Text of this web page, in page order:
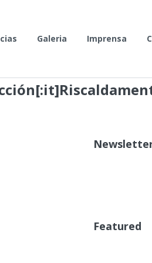
Galeria Imprensa
Featured